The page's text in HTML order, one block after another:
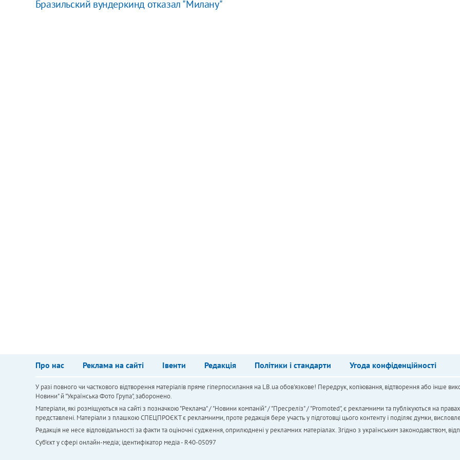
Бразильский вундеркинд отказал "Милану"
Про нас Реклама на сайті Івенти Редакція Політики і стандарти Угода конфіденційності
У разі повного чи часткового відтворення матеріалів пряме гіперпосилання на LB.ua обов'язкове! Передрук, копіювання, відтворення або інше
Новини" й "Українська Фото Група", заборонено.
Матеріали, які розміщуються на сайті з позначкою "Реклама" / "Новини компаній" / "Пресреліз" / "Promoted", є рекламними та публікуються на
представлені. Матеріали з плашкою СПЕЦПРОЄКТ є рекламними, проте редакція бере участь у підготовці цього контенту і поділяє думки,
Редакція не несе відповідальності за факти та оціночні судження, оприлюднені у рекламних матеріалах. Згідно з українським законодавством,
Cуб'єкт у сфері онлайн-медіа; ідентифікатор медіа - R40-05097